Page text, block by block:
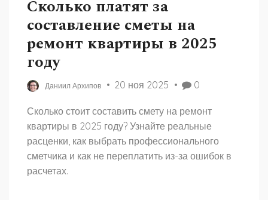
Сколько платят за
составление сметы на
ремонт квартиры в 2025
году
Даниил Архипов 20 ноя 2025 0
Сколько стоит составить смету на ремонт
квартиры в 2025 году? Узнайте реальные
расценки, как выбрать профессионального
сметчика и как не переплатить из-за ошибок в
расчетах.